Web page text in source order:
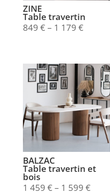
ZINE
Table travertin
849 € – 1 179 €
BALZAC
Table travertin et
bois
1 459 € – 1 599 €